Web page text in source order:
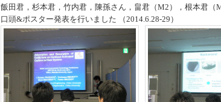
飯田君，杉本君，竹内君，陳孫さん，畠君（M2），根本君（
口頭&ポスター発表を行いました （2014.6.28-29）